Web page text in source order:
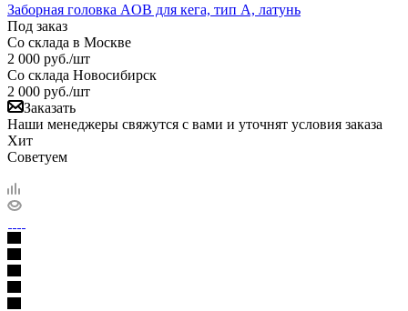
Заборная головка AOB для кега, тип А, латунь
Под заказ
Со склада в Москве
2 000 руб./шт
Со склада Новосибирск
2 000 руб./шт
Заказать
Наши менеджеры свяжутся с вами и уточнят условия заказа
Хит
Советуем